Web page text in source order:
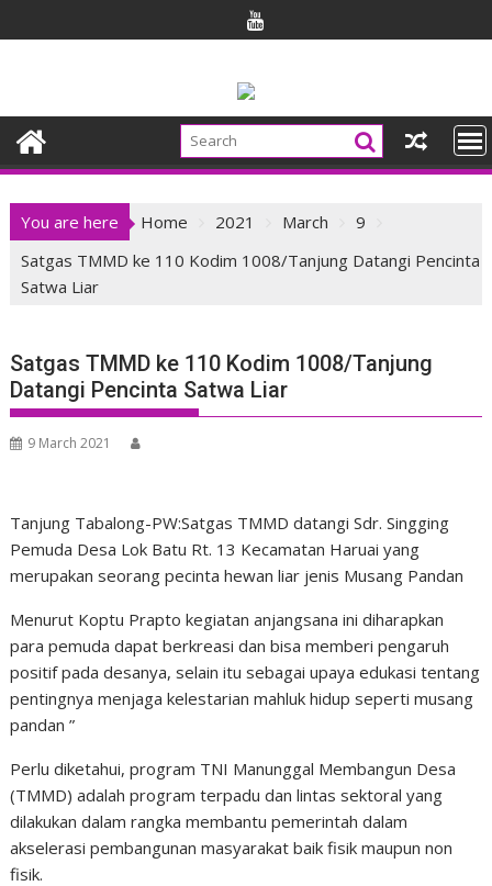
to
You are here Home 2021 March
9
Satgas TMMD ke 110 Kodim 1008/Tanjung Datangi Pencinta
Satwa Liar
Satgas TMMD ke 110 Kodim 1008/Tanjung
Datangi Pencinta Satwa Liar
9 March 2021
Tanjung Tabalong-PW:Satgas TMMD datangi Sdr. Singging
Pemuda Desa Lok Batu Rt. 13 Kecamatan Haruai yang
merupakan seorang pecinta hewan liar jenis Musang Pandan
Menurut Koptu Prapto kegiatan anjangsana ini diharapkan
para pemuda dapat berkreasi dan bisa memberi pengaruh
positif pada desanya, selain itu sebagai upaya edukasi tentang
pentingnya menjaga kelestarian mahluk hidup seperti musang
pandan ”
Perlu diketahui, program TNI Manunggal Membangun Desa
(TMMD) adalah program terpadu dan lintas sektoral yang
dilakukan dalam rangka membantu pemerintah dalam
akselerasi pembangunan masyarakat baik fisik maupun non
fisik.